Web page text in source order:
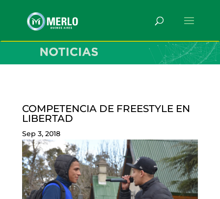
COMPETENCIA DE FREESTYLE EN
LIBERTAD
Sep 3, 2018